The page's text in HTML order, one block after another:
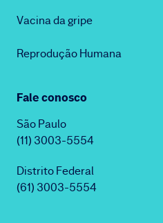
Vacina da gripe
Reprodução Humana
Fale conosco
São Paulo
(11) 3003-5554
Distrito Federal
(61) 3003-5554